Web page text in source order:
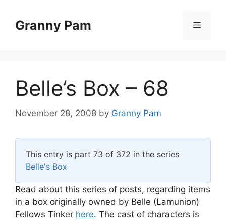
contentGranny Pam Menu
Belle’s Box – 68
November 28, 2008 by Granny Pam
This entry is part 73 of 372 in the series
Belle's Box
Read about this series of posts, regarding items
in a box originally owned by Belle (Lamunion)
Fellows Tinker here. The cast of characters is